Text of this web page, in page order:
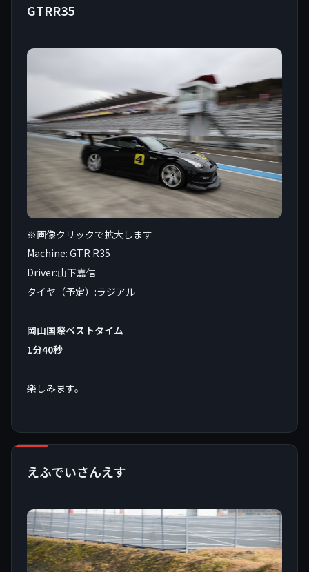
GTRR35
※画像クリックで拡大します
Machine: GTR R35
Driver:山下嘉信
タイヤ（予定）:ラジアル
岡山国際ベストタイム
1分40秒
楽しみます。
えふでいさんえす